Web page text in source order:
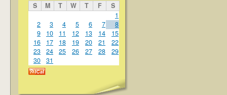
S M T W T F
S
1
2
3 4 5 6 7
8
9
10 11 12 13 14
15
16
17 18 19 20 21
22
23
24 25 26 27 28
29
30
31